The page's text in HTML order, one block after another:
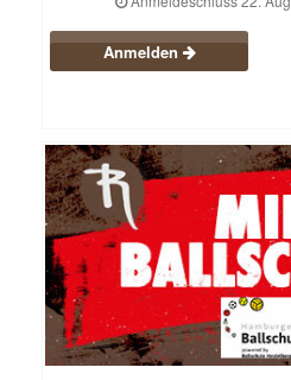
Anmelden